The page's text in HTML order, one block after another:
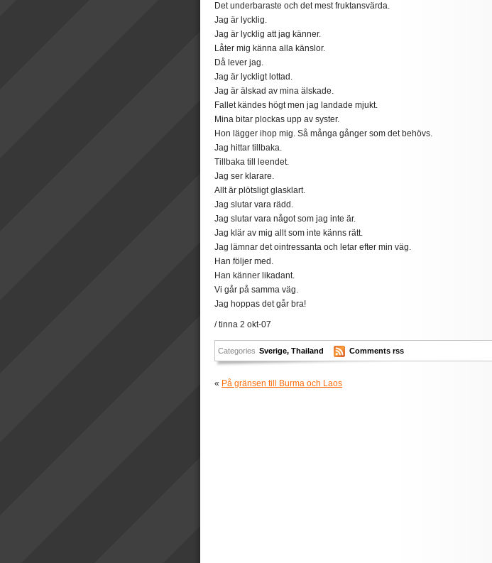
Det underbaraste och det mest fruktansvärda.
Jag är lycklig.
Jag är lycklig att jag känner.
Låter mig känna alla känslor.
Då lever jag.
Jag är lyckligt lottad.
Jag är älskad av mina älskade.
Fallet kändes högt men jag landade mjukt.
Mina bitar plockas upp av syster.
Hon lägger ihop mig. Så många gånger som det behövs.
Jag hittar tillbaka.
Tillbaka till leendet.
Jag ser klarare.
Allt är plötsligt glasklart.
Jag slutar vara rädd.
Jag slutar vara något som jag inte är.
Jag klär av mig allt som inte känns rätt.
Jag lämnar det ointressanta och letar efter min väg.
Han följer med.
Han känner likadant.
Vi går på samma väg.
Jag hoppas det går bra!
/ tinna 2 okt-07
Categories Sverige,Thailand Comments rss
« På gränsen till Burma och Laos